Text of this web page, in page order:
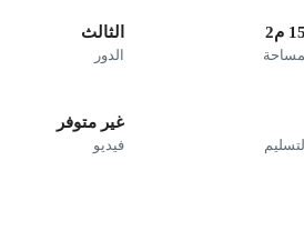
م2 الثالث
الدور
غير متوفر
فيديو